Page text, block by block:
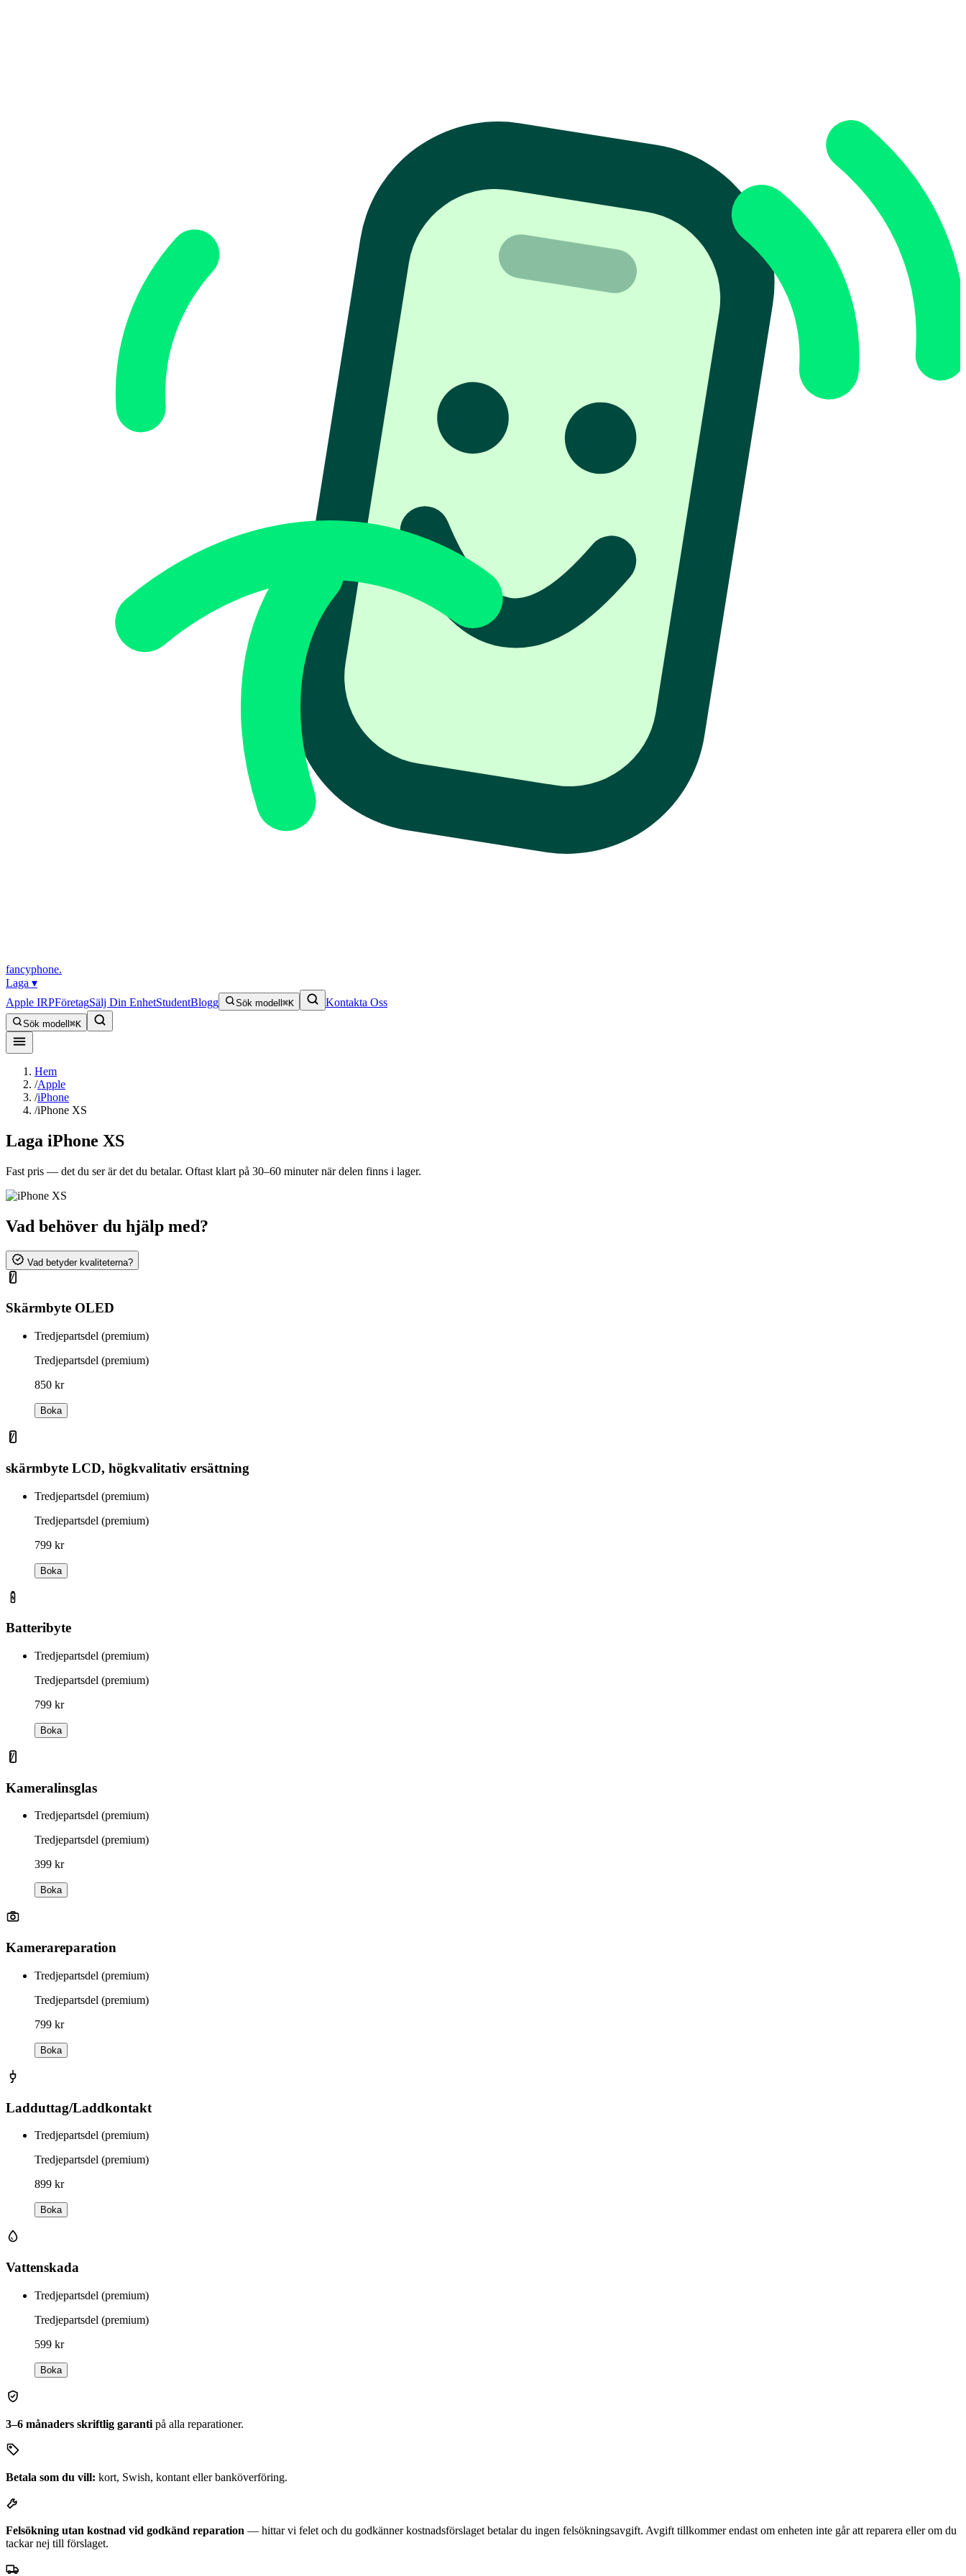
fancyphone.
Laga ▾
Apple IRPFöretagSälj Din EnhetStudentBlogg Sök modell ⌘K Kontakta Oss
Sök modell ⌘K
Hem
/Apple
/iPhone
/iPhone XS
Laga iPhone XS
Fast pris — det du ser är det du betalar. Oftast klart på 30–60 minuter när delen finns i lager.
Vad behöver du hjälp med?
Vad betyder kvaliteterna?
Skärmbyte OLED
Tredjepartsdel (premium)
Tredjepartsdel (premium)
850 kr
Boka
skärmbyte LCD, högkvalitativ ersättning
Tredjepartsdel (premium)
Tredjepartsdel (premium)
799 kr
Boka
Batteribyte
Tredjepartsdel (premium)
Tredjepartsdel (premium)
799 kr
Boka
Kameralinsglas
Tredjepartsdel (premium)
Tredjepartsdel (premium)
399 kr
Boka
Kamerareparation
Tredjepartsdel (premium)
Tredjepartsdel (premium)
799 kr
Boka
Ladduttag/Laddkontakt
Tredjepartsdel (premium)
Tredjepartsdel (premium)
899 kr
Boka
Vattenskada
Tredjepartsdel (premium)
Tredjepartsdel (premium)
599 kr
Boka
3–6 månaders skriftlig garanti på alla reparationer.
Betala som du vill: kort, Swish, kontant eller banköverföring.
Felsökning utan kostnad vid godkänd reparation — hittar vi felet och du godkänner kostnadsförslaget betalar du ingen felsökningsavgift. Avgift tillkommer endast om enheten inte går att reparera eller om du
tackar nej till förslaget.